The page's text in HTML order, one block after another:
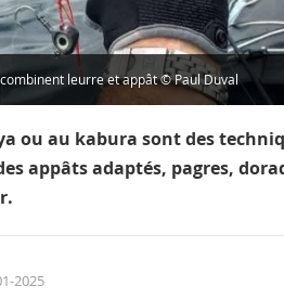
leurre et appât © Paul Duval
ou au kabura sont des
appâts adaptés, pagres,
2025